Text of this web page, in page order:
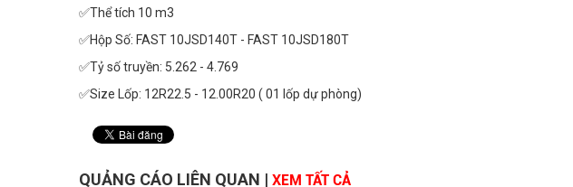
✅Thể tích 10 m3
✅Hộp Số: FAST 10JSD140T - FAST 10JSD180T
✅Tỷ số truyền: 5.262 - 4.769
✅Size Lốp: 12R22.5 - 12.00R20 ( 01 lốp dự phòng)
QUẢNG CÁO LIÊN QUAN | XEM TẤT CẢ